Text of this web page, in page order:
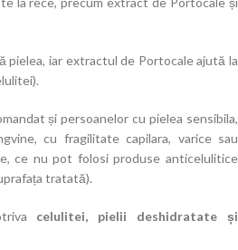
pielea, iar extractul de Portocale ajută la
și persoanelor cu pielea sensibila,
cu fragilitate capilara, varice sau
ce nu pot folosi produse anticelulitice
tratată).
celulitei, pielii deshidratate și